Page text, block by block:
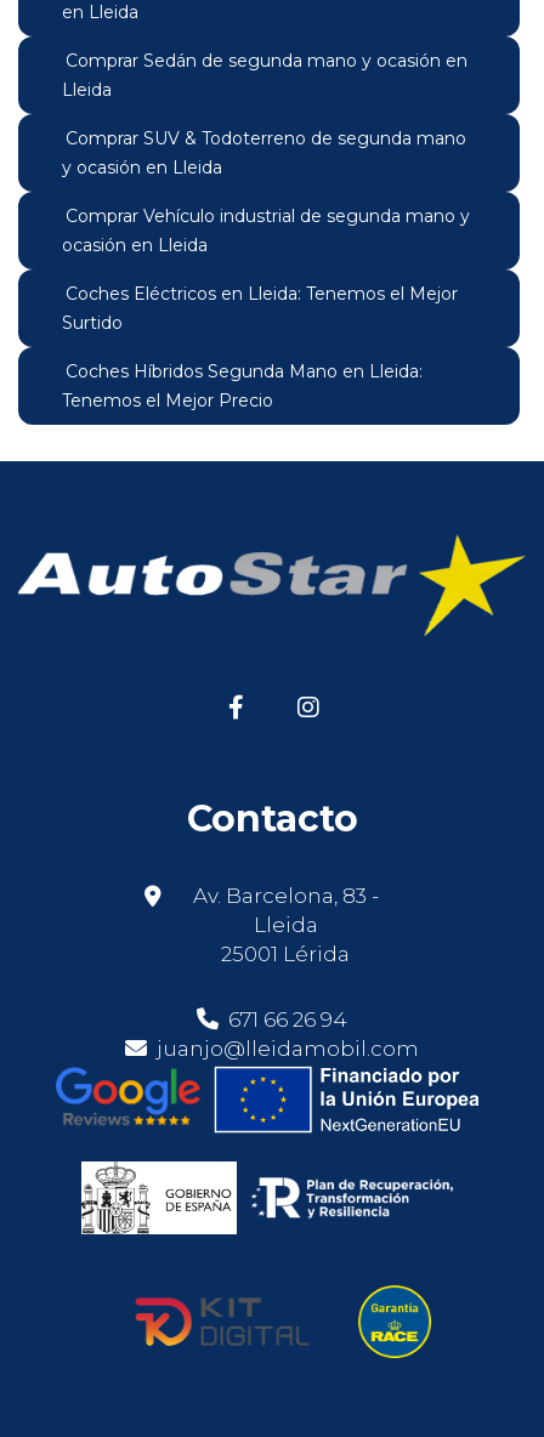
en Lleida
Comprar Sedán de segunda mano y ocasión en
Lleida
Comprar SUV & Todoterreno de segunda mano
y ocasión en Lleida
Comprar Vehículo industrial de segunda mano y
ocasión en Lleida
Coches Eléctricos en Lleida: Tenemos el Mejor
Surtido
Coches Híbridos Segunda Mano en Lleida:
Tenemos el Mejor Precio
Contacto
Av. Barcelona, 83 -
Lleida
25001 Lérida
671 66 26 94
juanjo@lleidamobil.com